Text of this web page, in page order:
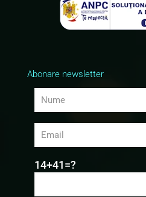
Abonare newsletter
14+41=?